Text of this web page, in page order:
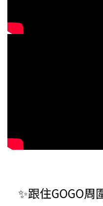
✨跟住GOGO周